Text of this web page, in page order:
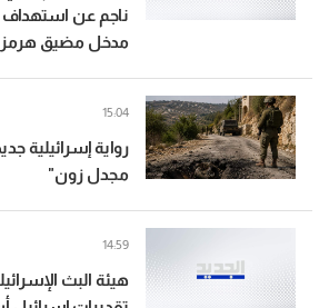
ناجم عن استهداف
مدخل مضيق هرمز
رواية إسرائيلية
مجدل زون"
15:04
هيئة البث
14:59